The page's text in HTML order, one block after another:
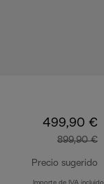
499,90 €
899,90 €
Precio sugerido